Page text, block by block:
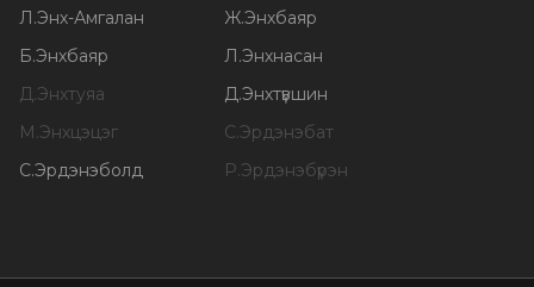
Л.Энх-Амгалан Ж.Энхбаяр
Б.Энхбаяр Л.Энхнасан
Д.Энхтуяа Д.Энхтүвшин
М.Энхцэцэг С.Эрдэнэбат
С.Эрдэнэболд Р.Эрдэнэбүрэн